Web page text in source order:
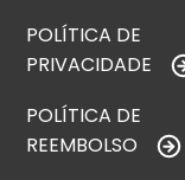
POLÍTICA DE
PRIVACIDADE
POLÍTICA DE
REEMBOLSO